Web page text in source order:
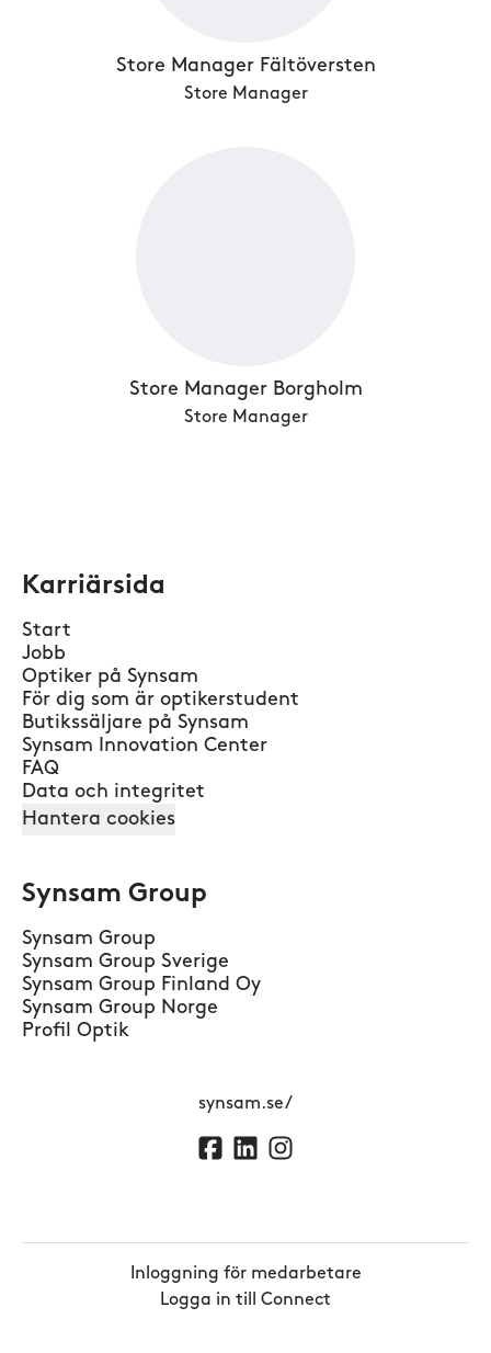
Store Manager Fältöversten
Store Manager
Store Manager Borgholm
Store Manager
Karriärsida
Start
Jobb
Optiker på Synsam
För dig som är optikerstudent
Butikssäljare på Synsam
Synsam Innovation Center
FAQ
Data och integritet
Hantera cookies
Synsam Group
Synsam Group
Synsam Group Sverige
Synsam Group Finland Oy
Synsam Group Norge
Profil Optik
synsam.se/
Inloggning för medarbetare
Logga in till Connect